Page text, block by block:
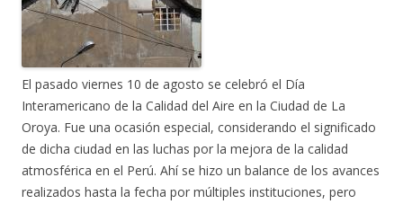
El pasado viernes 10 de agosto se celebró el Día
Interamericano de la Calidad del Aire en la Ciudad de La
Oroya. Fue una ocasión especial, considerando el significado
de dicha ciudad en las luchas por la mejora de la calidad
atmosférica en el Perú. Ahí se hizo un balance de los avances
realizados hasta la fecha por múltiples instituciones, pero